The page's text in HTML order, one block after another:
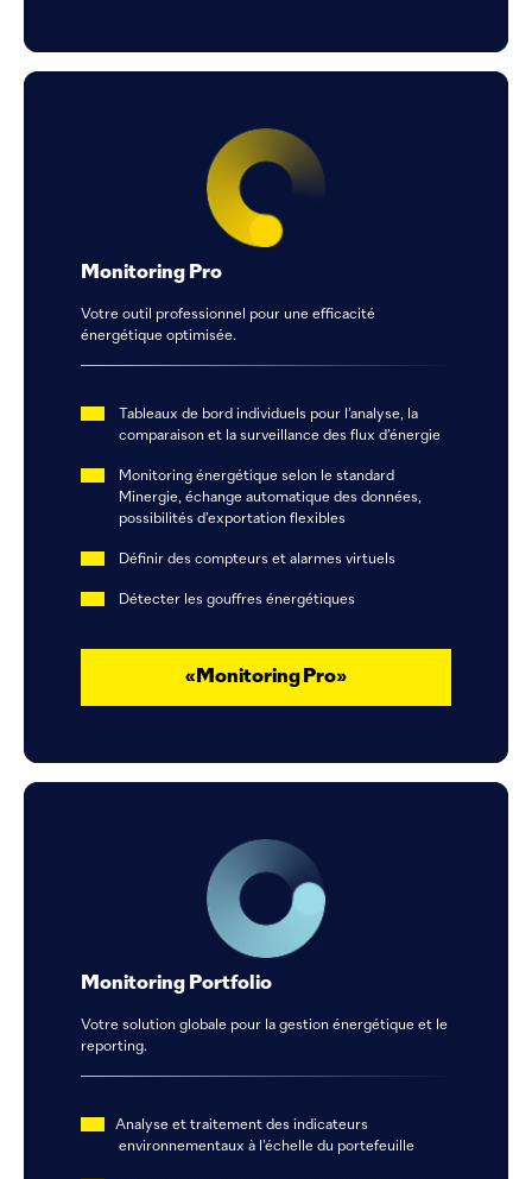
Monitoring Pro
Votre outil professionnel pour une efficacité
énergétique optimisée.
Tableaux de bord individuels pour l’analyse, la
comparaison et la surveillance des flux d’énergie
Monitoring énergétique selon le standard
Minergie, échange automatique des données,
possibilités d’exportation flexibles
Définir des compteurs et alarmes virtuels
Détecter les gouffres énergétiques
«Monitoring Pro»
Monitoring Portfolio
Votre solution globale pour la gestion énergétique et le
reporting.
Analyse et traitement des indicateurs
environnementaux à l’échelle du portefeuille